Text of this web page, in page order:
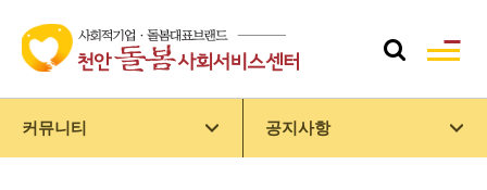
커뮤니티 공지사항